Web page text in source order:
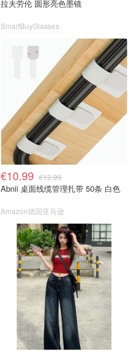
拉夫劳伦 圆形亮色墨镜
SmartBuyGlasses
€10.99 €12.99
Abnii 桌面线缆管理扎带 50条 白色
Amazon德国亚马逊